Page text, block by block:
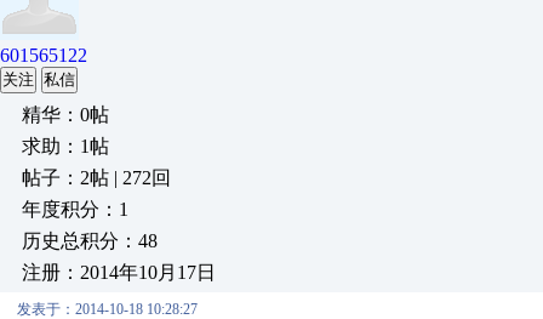
601565122
关注 私信
精华：0帖
求助：1帖
帖子：2帖 | 272回
年度积分：1
历史总积分：48
注册：2014年10月17日
发表于：2014-10-18 10:28:27